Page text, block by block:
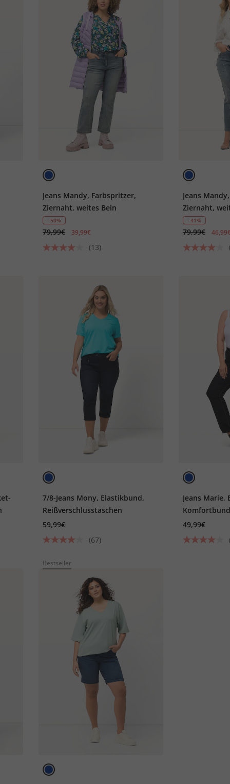
Jeans Mandy, Farbspritzer,
Ziernaht, weites Bein
- 50%
79,99€ 39,99€
(13)
Jeans
Ziernaht,
- 41%
79,99€
7/8-Jeans Mony, Elastikbund,
Reißverschlusstaschen
59,99€
(67)
Jeans Marie,
49,99€
Bestseller